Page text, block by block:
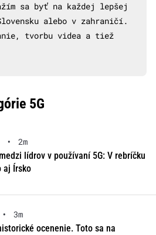
sa byť na každej lepšej
alebo v zahraničí.
tvorbu videa a tiež
5G
•
2m
lídrov v používaní 5G: V rebríčku
aj Írsko
•
3m
ocenenie. Toto sa na